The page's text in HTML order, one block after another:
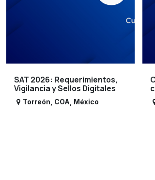
SAT 2026: Requerimientos,
Vigilancia y Sellos Digitales
Torreón COA México